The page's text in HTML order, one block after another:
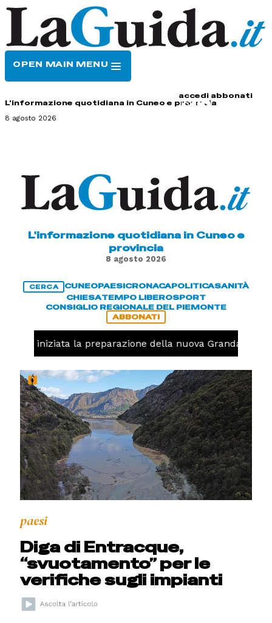
OPEN MAIN MENU
accedi abbonati
L'informazione quotidiana in Cuneo e provincia
8 agosto 2026
L'informazione quotidiana in Cuneo e
provincia
8 agosto 2026
CERCA CUNEOPAESICRONACAPOLITICASANITÀ
CHIESATEMPO LIBEROSPORT
CONSIGLIO REGIONALE DEL PIEMONTE
ABBONATI
iniziata la preparazione della nuova Granda Volley
paesi
Diga di Entracque,
“svuotamento” per le
verifiche sugli impianti